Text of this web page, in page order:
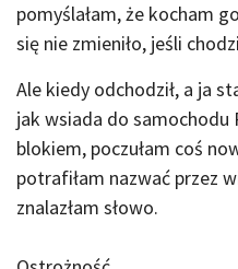
pomyślałam, że kocham
się nie zmieniło, jeśli
Ale kiedy odchodził, a ja
jak wsiada do samochodu
blokiem, poczułam coś
potrafiłam nazwać przez
znalazłam słowo.